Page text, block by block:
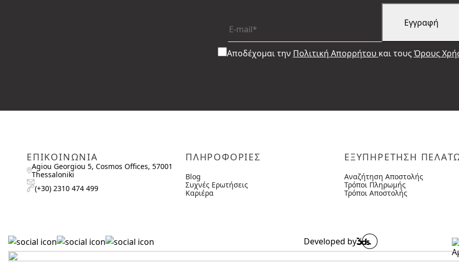
Αποδέχομαι την Πολιτική Απορρήτου και τουςΌρους
ΕΠΙΚΟΙΝΩΝΙΑ
Agiou Georgiou 5, Cosmos Offices, 57001
Thessaloniki
(+30) 2310 474 499
ΠΛΗΡΟΦΟΡΙΕΣ
Blog
Συχνές Ερωτήσεις
Καριέρα
ΕΞΥΠΗΡΕΤΗΣΗ
Αναζήτηση Αποστολής
Τρόποι Πληρωμής
Τρόποι Αποστολής
Developed by